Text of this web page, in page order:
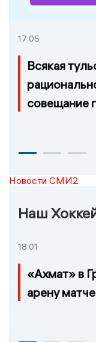
17:05
Всякая
совещание
Новости СМИ2
Наш
18:01
«Ахмат» в
арену